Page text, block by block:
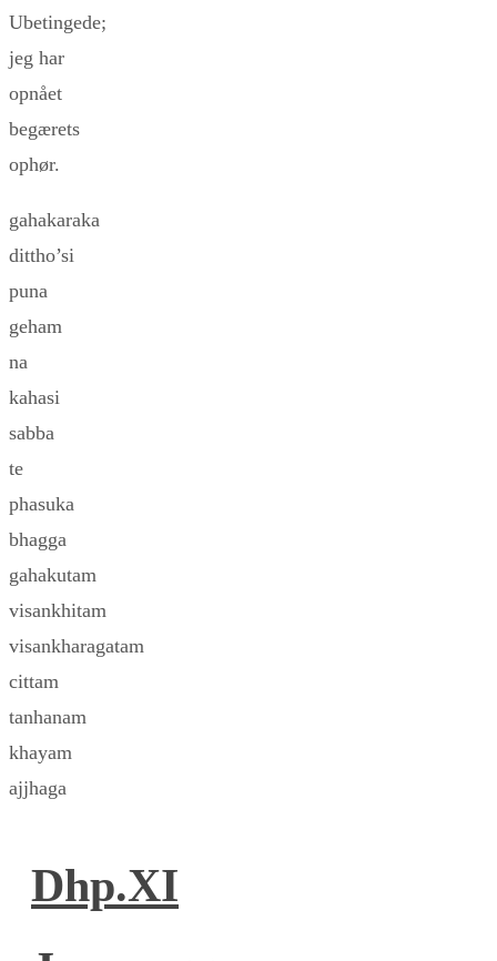
Ubetingede;
jeg har
opnået
begærets
ophør.
gahakaraka
dittho’si
puna
geham
na
kahasi
sabba
te
phasuka
bhagga
gahakutam
visankhitam
visankharagatam
cittam
tanhanam
khayam
ajjhaga
Dhp.XI